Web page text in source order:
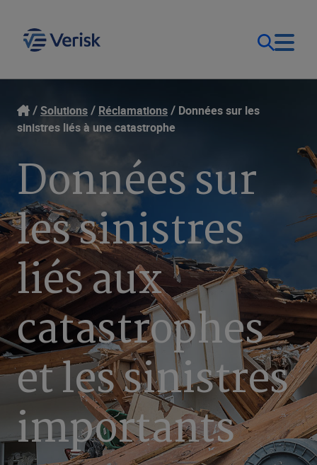
Notre objectif
Ressources
Entreprise
Ouverture de session
Canada (FR)
Solutions Réclamations
Données sur les
sinistres liés à une catastrophe
Données sur
les sinistres
liés aux
catastrophes
et les sinistres
importants